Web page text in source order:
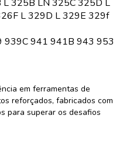
325B LN 325C 325D L
L 329D L 329E 329f
939C 941 941B 943 953
em ferramentas de
reforçados, fabricados com
para superar os desafios